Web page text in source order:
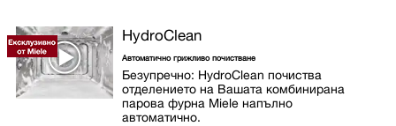
HydroClean
Автоматично грижливо почистване
Безупречно: HydroClean почиства
отделението на Вашата комбинирана
парова фурна Miele напълно
автоматично.